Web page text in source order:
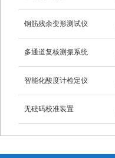
钢筋残余变形测试仪
多通道复核测振系统
智能化酸度计检定仪
无砝码校准装置